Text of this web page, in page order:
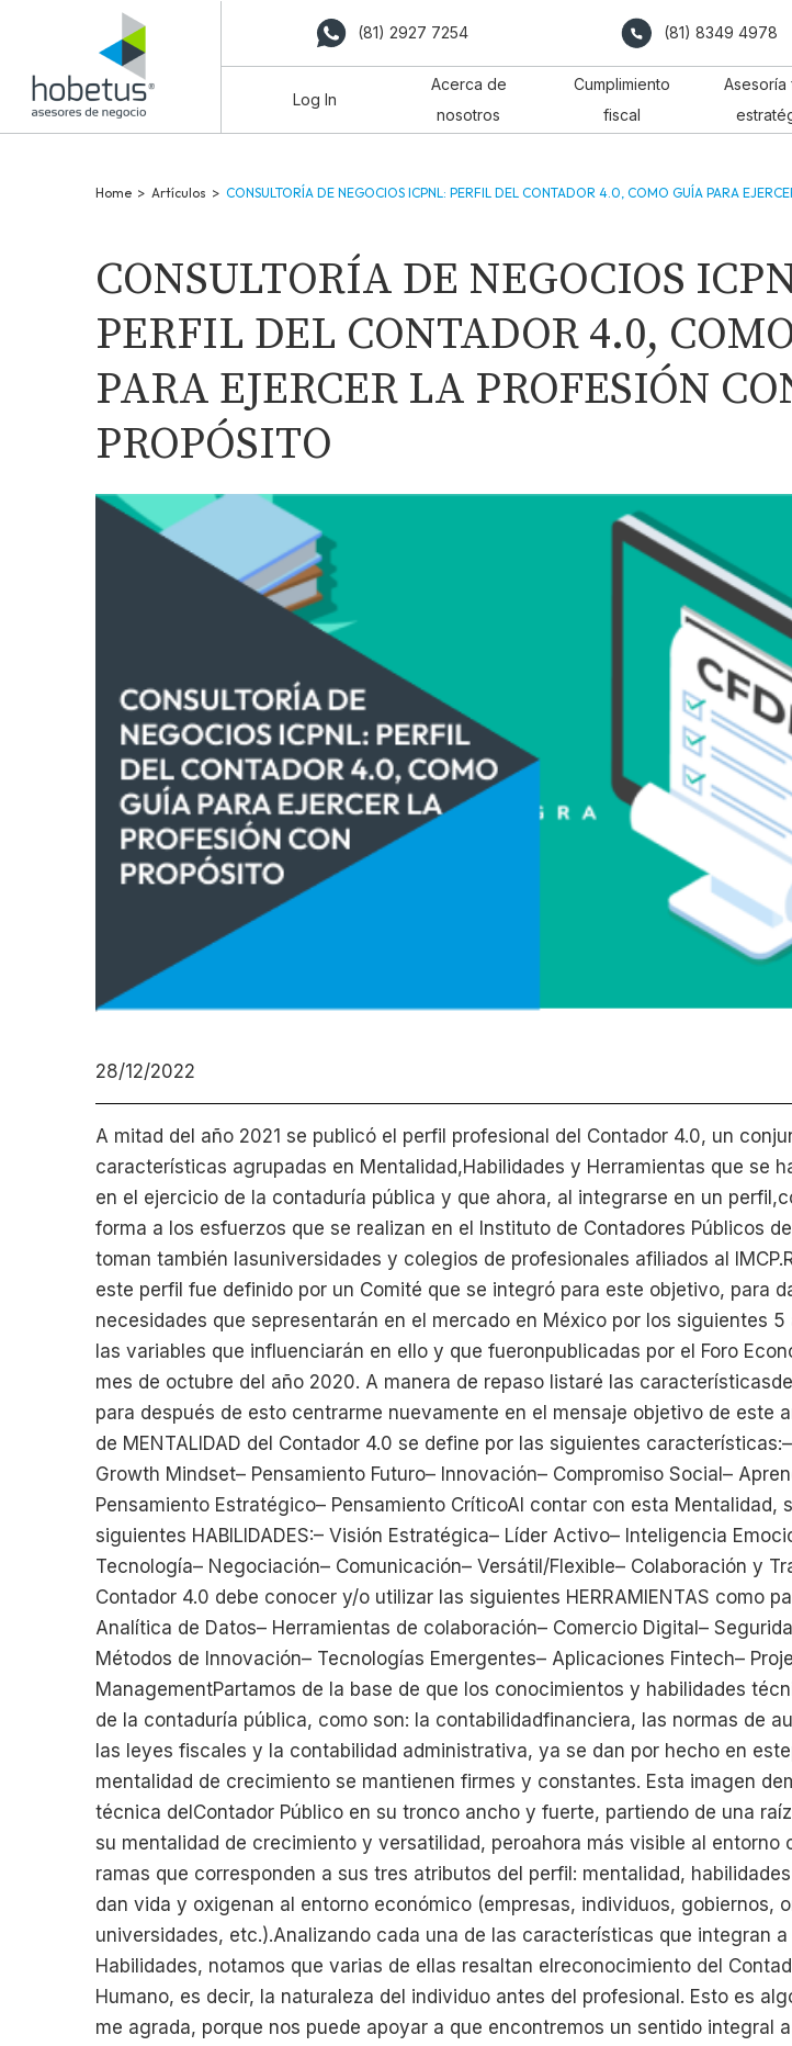
(81) 2927 7254 (81) 8349 4978
Log In
Acerca de
nosotros
Cumplimiento
fiscal
Asesoría
Home > Artículos > CONSULTORÍA DE NEGOCIOS ICPNL: PERFIL DEL CONTADOR 4.0, COMO GUÍA PARA
CONSULTORÍA DE NEGOCIOS
PERFIL DEL CONTADOR 4.0,
PARA EJERCER LA PROFESIÓN
PROPÓSITO
28/12/2022
A mitad del año 2021 se publicó el perfil profesional del Contador 4.0, un
características agrupadas en Mentalidad,Habilidades y Herramientas que se
en el ejercicio de la contaduría pública y que ahora, al integrarse en un
forma a los esfuerzos que se realizan en el Instituto de Contadores Públicos
toman también lasuniversidades y colegios de profesionales afiliados al
este perfil fue definido por un Comité que se integró para este objetivo, para
necesidades que sepresentarán en el mercado en México por los siguientes 5
las variables que influenciarán en ello y que fueronpublicadas por el Foro
mes de octubre del año 2020. A manera de repaso listaré las
para después de esto centrarme nuevamente en el mensaje objetivo de este
de MENTALIDAD del Contador 4.0 se define por las siguientes
Growth Mindset– Pensamiento Futuro– Innovación– Compromiso Social–
Pensamiento Estratégico– Pensamiento CríticoAl contar con esta Mentalidad,
siguientes HABILIDADES:– Visión Estratégica– Líder Activo– Inteligencia
Tecnología– Negociación– Comunicación– Versátil/Flexible– Colaboración y
Contador 4.0 debe conocer y/o utilizar las siguientes HERRAMIENTAS como
Analítica de Datos– Herramientas de colaboración– Comercio Digital–
Métodos de Innovación– Tecnologías Emergentes– Aplicaciones Fintech–
ManagementPartamos de la base de que los conocimientos y habilidades
de la contaduría pública, como son: la contabilidadfinanciera, las normas de
las leyes fiscales y la contabilidad administrativa, ya se dan por hecho en
mentalidad de crecimiento se mantienen firmes y constantes. Esta imagen
técnica delContador Público en su tronco ancho y fuerte, partiendo de una
su mentalidad de crecimiento y versatilidad, peroahora más visible al entorno
ramas que corresponden a sus tres atributos del perfil: mentalidad,
dan vida y oxigenan al entorno económico (empresas, individuos, gobiernos,
universidades, etc.).Analizando cada una de las características que integran
Habilidades, notamos que varias de ellas resaltan elreconocimiento del
Humano, es decir, la naturaleza del individuo antes del profesional. Esto es
me agrada, porque nos puede apoyar a que encontremos un sentido integral